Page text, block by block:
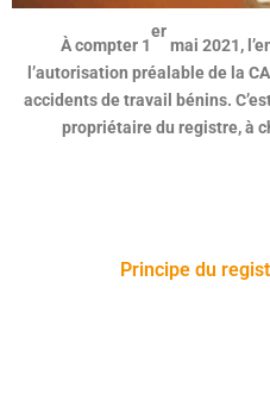
À compter 1
er
mai 2021,
l’autorisation préalable de la
accidents de travail bénins.
propriétaire du registre, à
Principe du